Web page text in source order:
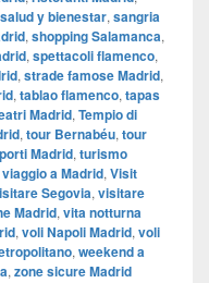
salud y bienestar, sangria
, shopping Salamanca,
, spettacoli flamenco,
, strade famose Madrid,
, tablao flamenco, tapas
Madrid, Tempio di
, tour Bernabéu, tour
Madrid, turismo
viaggio a Madrid, Visit
Segovia, visitare
Madrid, vita notturna
, voli Napoli Madrid, voli
, weekend a
, zone sicure Madrid